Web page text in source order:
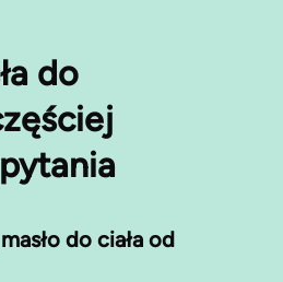
do
do ciała od